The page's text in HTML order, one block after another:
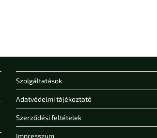
Szolgáltatások
Adatvédelmi tájékoztató
Szerződési feltételek
Impresszum